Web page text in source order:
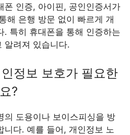
폰 인증, 아이핀, 공인인증서가
해 은행 방문 없이 빠르게 개
. 특히 휴대폰을 통해 인증하는
알려져 있습니다.
정보 보호가 필요한
?
의 도용이나 보이스피싱을 방
니다. 예를 들어, 개인정보 노